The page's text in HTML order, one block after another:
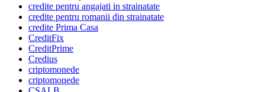
credite pentru angajati in strainatate
credite pentru romanii din strainatate
credite Prima Casa
CreditFix
CreditPrime
Credius
criptomonede
criptomonede